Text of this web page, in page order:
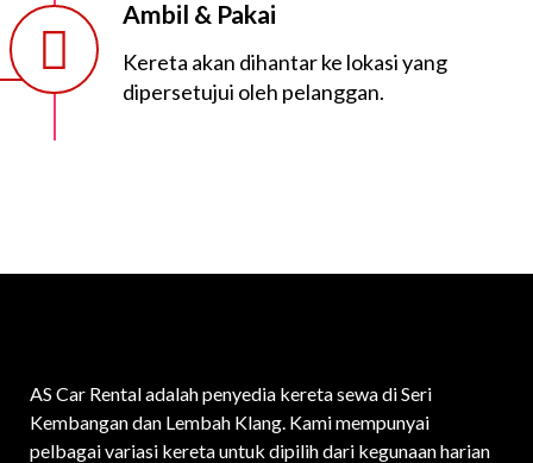
Ambil & Pakai
Kereta akan dihantar ke lokasi yang
dipersetujui oleh pelanggan.
AS Car Rental adalah penyedia kereta sewa di Seri
Kembangan dan Lembah Klang. Kami mempunyai
pelbagai variasi kereta untuk dipilih dari kegunaan harian